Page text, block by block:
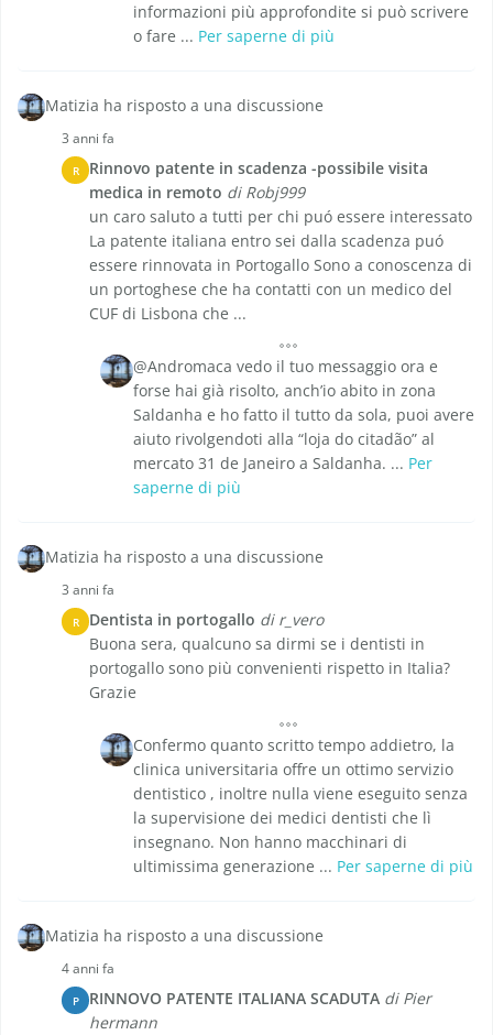
informazioni più approfondite si può scrivere
o fare ... Per saperne di più
Matizia ha risposto a una discussione
3 anni fa
R
Rinnovo patente in scadenza -possibile visita
medica in remoto di Robj999
un caro saluto a tutti per chi puó essere interessato
La patente italiana entro sei dalla scadenza puó
essere rinnovata in Portogallo Sono a conoscenza di
un portoghese che ha contatti con un medico del
CUF di Lisbona che ...
@Andromaca vedo il tuo messaggio ora e
forse hai già risolto, anch’io abito in zona
Saldanha e ho fatto il tutto da sola, puoi avere
aiuto rivolgendoti alla “loja do citadão” al
mercato 31 de Janeiro a Saldanha. ... Per
saperne di più
Matizia ha risposto a una discussione
3 anni fa
R Dentista in portogallo di r_vero
Buona sera, qualcuno sa dirmi se i dentisti in
portogallo sono più convenienti rispetto in Italia?
Grazie
Confermo quanto scritto tempo addietro, la
clinica universitaria offre un ottimo servizio
dentistico , inoltre nulla viene eseguito senza
la supervisione dei medici dentisti che lì
insegnano. Non hanno macchinari di
ultimissima generazione ... Per saperne di più
Matizia ha risposto a una discussione
4 anni fa
P RINNOVO PATENTE ITALIANA SCADUTA di Pier
hermann